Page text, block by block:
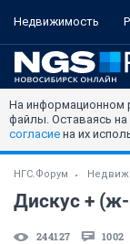
Недвижимость
На информационном
файлы. Оставаясь
согласие на их
НГС.Форум
Дискус +
244127 1002